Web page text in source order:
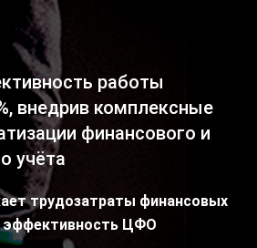
работы
внедрив комплексные
финансового и
учёта
трудозатраты финансовых
ЦФО